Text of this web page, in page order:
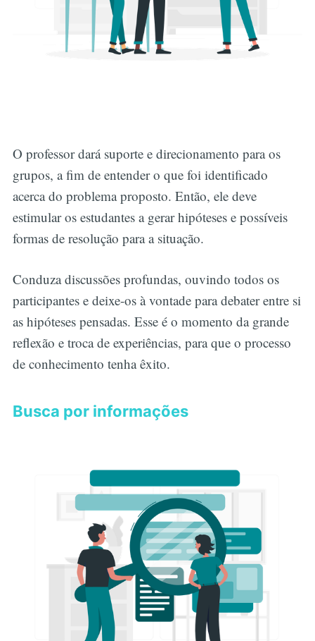
O professor dará suporte e direcionamento para os
grupos, a fim de entender o que foi identificado
acerca do problema proposto. Então, ele deve
estimular os estudantes a gerar hipóteses e possíveis
formas de resolução para a situação.
Conduza discussões profundas, ouvindo todos os
participantes e deixe-os à vontade para debater entre si
as hipóteses pensadas. Esse é o momento da grande
reflexão e troca de experiências, para que o processo
de conhecimento tenha êxito.
Busca por informações